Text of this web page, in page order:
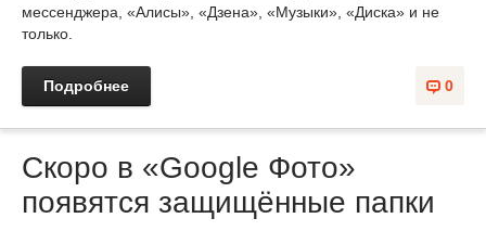
мессенджера, «Алисы», «Дзена», «Музыки», «Диска» и не
только.
0
Подробнее
Скоро в «Google Фото»
появятся защищённые папки